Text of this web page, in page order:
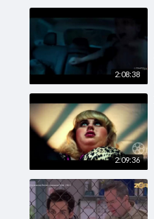
2:08:38
2:09:36